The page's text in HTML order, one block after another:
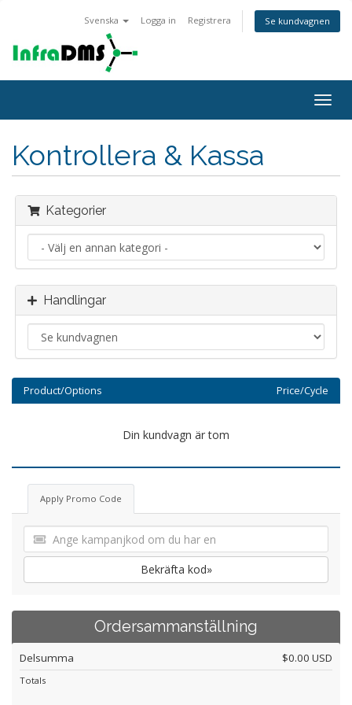
Svenska Logga in Registrera Se kundvagnen
Kontrollera & Kassa
Kategorier
Handlingar
Product/Options Price/Cycle
Din kundvagn är tom
Apply Promo Code
Bekräfta kod»
Ordersammanställning
Delsumma $0.00 USD
Totals